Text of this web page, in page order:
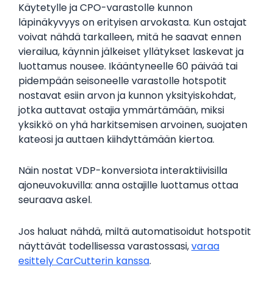
Käytetylle ja CPO-varastolle kunnon
läpinäkyvyys on erityisen arvokasta. Kun ostajat
voivat nähdä tarkalleen, mitä he saavat ennen
vierailua, käynnin jälkeiset yllätykset laskevat ja
luottamus nousee. Ikääntyneelle 60 päivää tai
pidempään seisoneelle varastolle hotspotit
nostavat esiin arvon ja kunnon yksityiskohdat,
jotka auttavat ostajia ymmärtämään, miksi
yksikkö on yhä harkitsemisen arvoinen, suojaten
kateosi ja auttaen kiihdyttämään kiertoa.
Näin nostat VDP-konversiota interaktiivisilla
ajoneuvokuvilla: anna ostajille luottamus ottaa
seuraava askel.
Jos haluat nähdä, miltä automatisoidut hotspotit
näyttävät todellisessa varastossasi,varaa
esittely CarCutterin kanssa.